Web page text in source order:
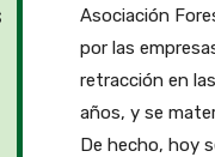
Asociación
por las
retracción en
años, y se
De hecho, hoy